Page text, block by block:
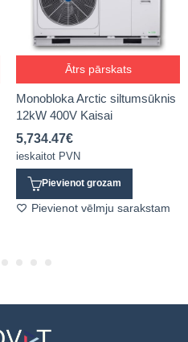
Ātrs pārskats
Monobloka Arctic siltumsūknis
12kW 400V Kaisai
5,734.47€
ieskaitot PVN
Pievienot grozam
Pievienot vēlmju sarakstam